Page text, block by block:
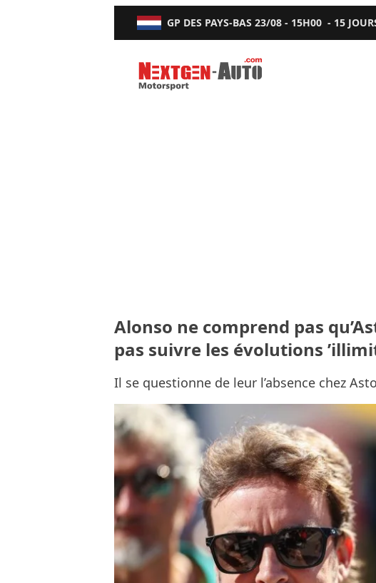
GP DES PAYS-BAS 23/08 - 15H00 - 15
Nextgen-Auto.com
Alonso ne comprend pas
pas suivre les évolutions
Il se questionne de leur l’absence chez